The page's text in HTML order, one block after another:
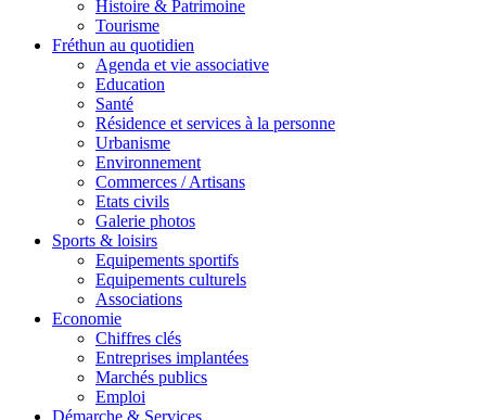
Histoire & Patrimoine
Tourisme
Fréthun au quotidien
Agenda et vie associative
Education
Santé
Résidence et services à la personne
Urbanisme
Environnement
Commerces / Artisans
Etats civils
Galerie photos
Sports & loisirs
Equipements sportifs
Equipements culturels
Associations
Economie
Chiffres clés
Entreprises implantées
Marchés publics
Emploi
Démarche & Services